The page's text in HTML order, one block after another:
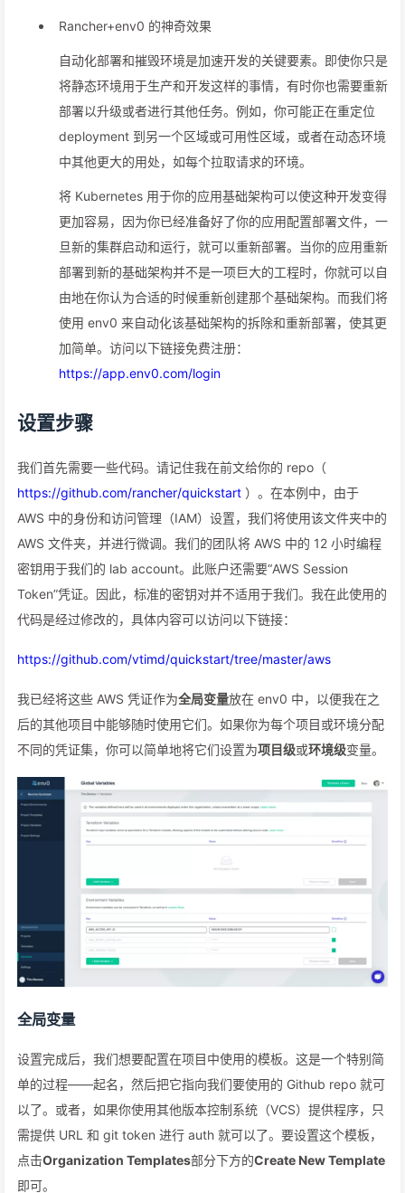
Rancher+env0 的神奇效果
自动化部署和摧毁环境是加速开发的关键要素。即使你只是
将静态环境用于生产和开发这样的事情，有时你也需要重新
部署以升级或者进行其他任务。例如，你可能正在重定位
deployment 到另一个区域或可用性区域，或者在动态环境
中其他更大的用处，如每个拉取请求的环境。
将 Kubernetes 用于你的应用基础架构可以使这种开发变得
更加容易，因为你已经准备好了你的应用配置部署文件，一
旦新的集群启动和运行，就可以重新部署。当你的应用重新
部署到新的基础架构并不是一项巨大的工程时，你就可以自
由地在你认为合适的时候重新创建那个基础架构。而我们将
使用 env0 来自动化该基础架构的拆除和重新部署，使其更
加简单。访问以下链接免费注册：
https://app.env0.com/login
设置步骤
我们首先需要一些代码。请记住我在前文给你的 repo（
https://github.com/rancher/quickstart ）。在本例中，由于
AWS 中的身份和访问管理（IAM）设置，我们将使用该文件夹中的
AWS 文件夹，并进行微调。我们的团队将 AWS 中的 12 小时编程
密钥用于我们的 lab account。此账户还需要“AWS Session
Token”凭证。因此，标准的密钥对并不适用于我们。我在此使用的
代码是经过修改的，具体内容可以访问以下链接：
https://github.com/vtimd/quickstart/tree/master/aws
我已经将这些 AWS 凭证作为全局变量放在 env0 中，以便我在之
后的其他项目中能够随时使用它们。如果你为每个项目或环境分配
不同的凭证集，你可以简单地将它们设置为项目级或环境级变量。
全局变量
设置完成后，我们想要配置在项目中使用的模板。这是一个特别简
单的过程——起名，然后把它指向我们要使用的 Github repo 就可
以了。或者，如果你使用其他版本控制系统（VCS）提供程序，只
需提供 URL 和 git token 进行 auth 就可以了。要设置这个模板，
点击Organization Templates部分下方的Create New Template
即可。